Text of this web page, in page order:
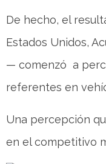
De hecho, el
Estados Unidos,
— comenzó a
referentes en
Una percepción
en el competitivo